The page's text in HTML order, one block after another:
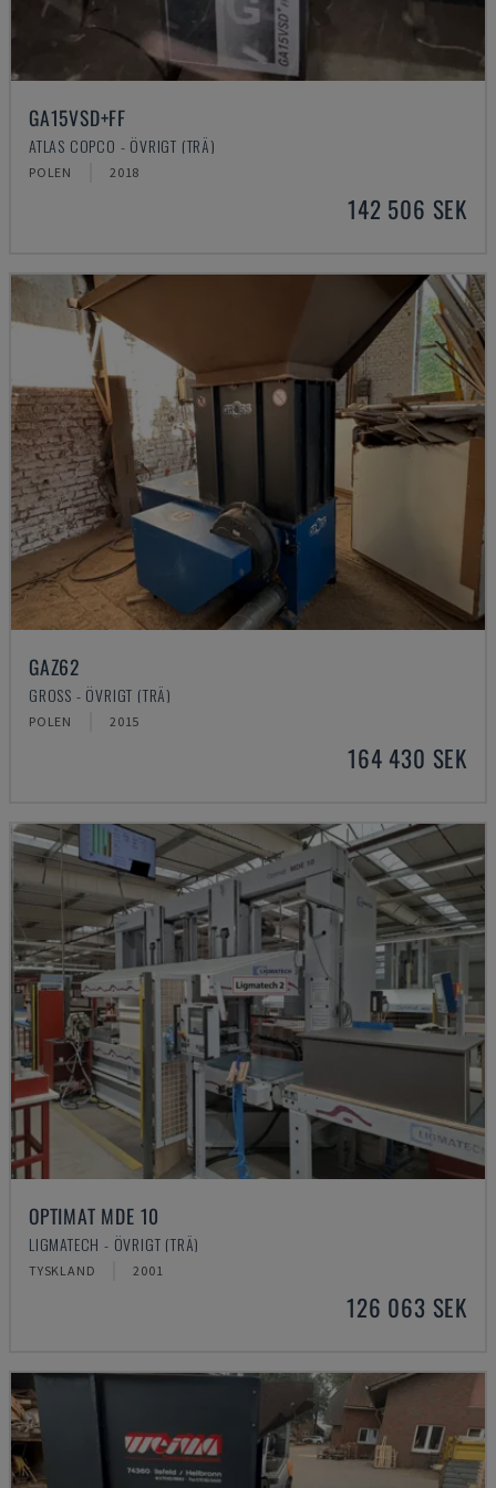
GA15VSD+FF
ATLAS COPCO - ÖVRIGT (TRÄ)
POLEN 2018
142 506 SEK
GAZ62
GROSS - ÖVRIGT (TRÄ)
POLEN 2015
164 430 SEK
OPTIMAT MDE 10
LIGMATECH - ÖVRIGT (TRÄ)
TYSKLAND 2001
126 063 SEK